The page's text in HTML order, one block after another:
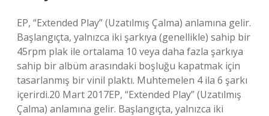
EP, “Extended Play” (Uzatılmış Çalma) anlamına gelir.
Başlangıçta, yalnızca iki şarkıya (genellikle) sahip bir
45rpm plak ile ortalama 10 veya daha fazla şarkıya
sahip bir albüm arasındaki boşluğu kapatmak için
tasarlanmış bir vinil plaktı. Muhtemelen 4 ila 6 şarkı
içerirdi.20 Mart 2017EP, “Extended Play” (Uzatılmış
Çalma) anlamına gelir. Başlangıçta, yalnızca iki